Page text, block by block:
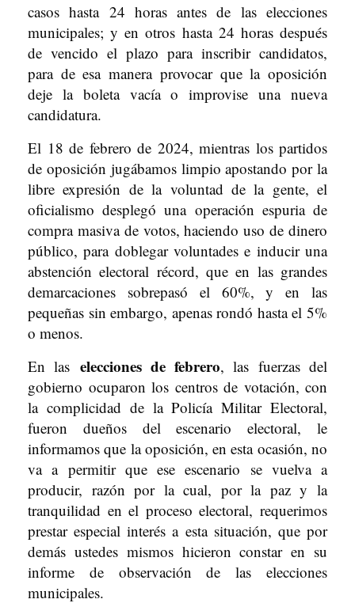
casos hasta 24 horas antes de las elecciones
municipales; y en otros hasta 24 horas después
de vencido el plazo para inscribir candidatos,
para de esa manera provocar que la oposición
deje la boleta vacía o improvise una nueva
candidatura.
El 18 de febrero de 2024, mientras los partidos
de oposición jugábamos limpio apostando por la
libre expresión de la voluntad de la gente, el
oficialismo desplegó una operación espuria de
compra masiva de votos, haciendo uso de dinero
público, para doblegar voluntades e inducir una
abstención electoral récord, que en las grandes
demarcaciones sobrepasó el 60%, y en las
pequeñas sin embargo, apenas rondó hasta el 5%
o menos.
En las elecciones de febrero, las fuerzas del
gobierno ocuparon los centros de votación, con
la complicidad de la Policía Militar Electoral,
fueron dueños del escenario electoral, le
informamos que la oposición, en esta ocasión, no
va a permitir que ese escenario se vuelva a
producir, razón por la cual, por la paz y la
tranquilidad en el proceso electoral, requerimos
prestar especial interés a esta situación, que por
demás ustedes mismos hicieron constar en su
informe de observación de las elecciones
municipales.